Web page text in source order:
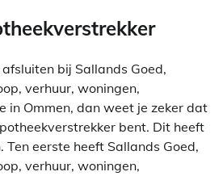
bij Sallands Goed,
verhuur, woningen,
in Ommen, dan weet je zeker dat
bent. Dit heeft
eerste heeft Sallands Goed,
verhuur, woningen,